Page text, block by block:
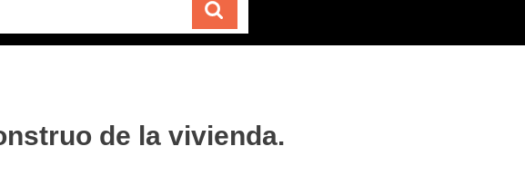
de la vivienda.